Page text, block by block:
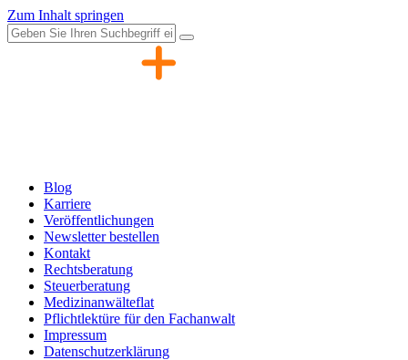
Zum Inhalt springen
Blog
Karriere
Veröffentlichungen
Newsletter bestellen
Kontakt
Rechtsberatung
Steuerberatung
Medizinanwälteflat
Pflichtlektüre für den Fachanwalt
Impressum
Datenschutzerklärung